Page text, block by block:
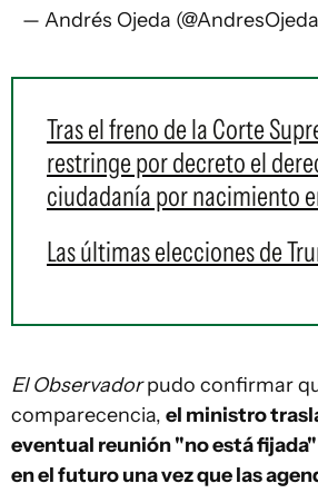
— Andrés Ojeda
Tras el freno de la Corte
restringe por decreto el
ciudadanía por nacimiento
Las últimas elecciones de
El Observadorpudo confirmar
comparecencia, el ministro
eventual reunión "no está
en el futuro una vez que las